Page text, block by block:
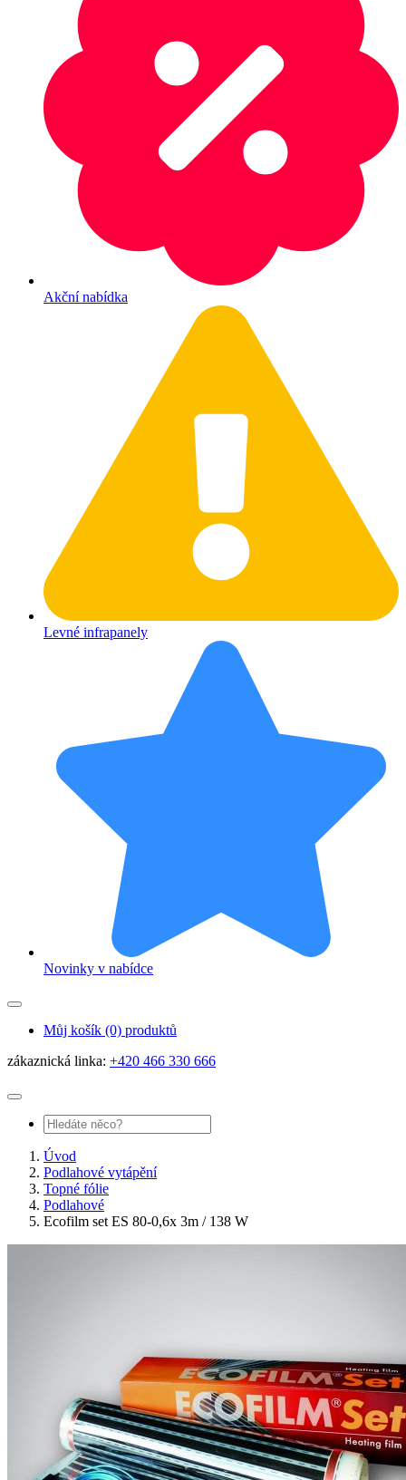
Akční nabídka
Levné infrapanely
Novinky v nabídce
Můj košík (0) produktů
zákaznická linka: +420 466 330 666
Úvod
Podlahové vytápění
Topné fólie
Podlahové
Ecofilm set ES 80-0,6x 3m / 138 W